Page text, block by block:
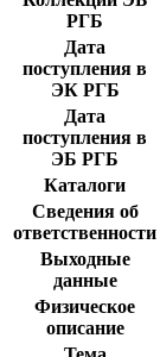
РГБ
Дата
поступления в
ЭК РГБ
Дата
поступления в
ЭБ РГБ
Каталоги
Сведения об
ответственности
Выходные
данные
Физическое
описание